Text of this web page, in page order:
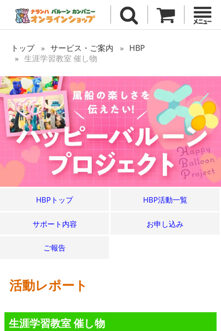
トップ サービス・ご案内
HBP
生涯学習教室 催し物
HBPトップ HBP活動一覧
サポート内容 お申し込み
ご報告
活動レポート
生涯学習教室 催し物